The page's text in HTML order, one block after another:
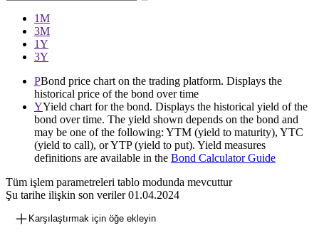
1М
3М
1Y
3Y
PBond price chart on the trading platform. Displays the
historical price of the bond over time
YYield chart for the bond. Displays the historical yield of the
bond over time. The yield shown depends on the bond and
may be one of the following: YTM (yield to maturity), YTC
(yield to call), or YTP (yield to put). Yield measures
definitions are available in the Bond Calculator Guide
Tüm işlem parametreleri tablo modunda mevcuttur
Şu tarihe ilişkin son veriler01.04.2024
Karşılaştırmak için öğe ekleyin